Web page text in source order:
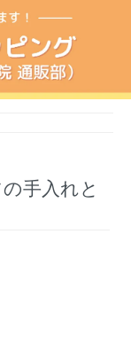
手入れと